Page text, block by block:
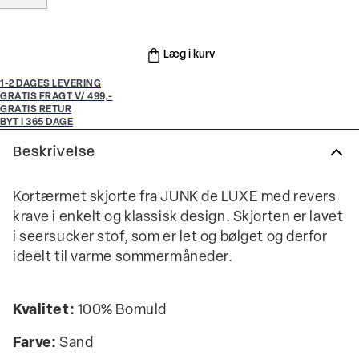
Læg i kurv
1-2 DAGES LEVERING
GRATIS FRAGT V/ 499,-
GRATIS RETUR
BYT I 365 DAGE
Beskrivelse
Kortærmet skjorte fra JUNK de LUXE med revers
krave i enkelt og klassisk design. Skjorten er lavet
i seersucker stof, som er let og bølget og derfor
ideelt til varme sommermåneder.
Kvalitet: 100% Bomuld
Farve: Sand